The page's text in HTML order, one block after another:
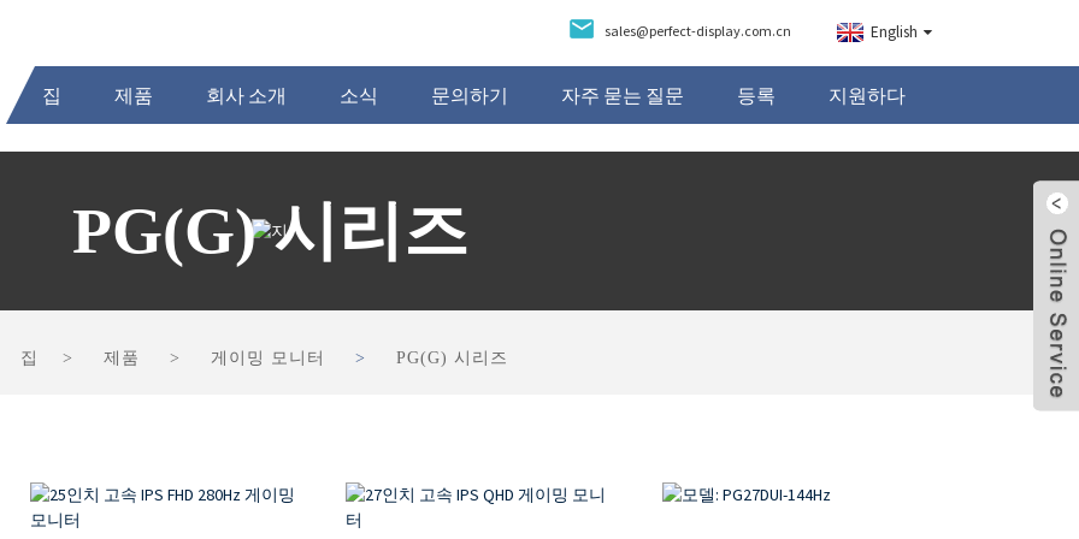
sales@perfect-display.com.cn English
집 제품 회사 소개 소식 문의하기 자주 묻는 질문 등록 지원하다
PG(G) 시리즈
집 제품 게이밍 모니터 PG(G) 시리즈